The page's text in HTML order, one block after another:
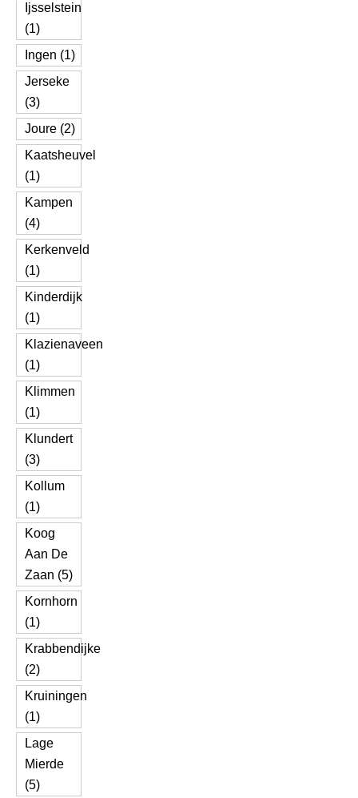
Ijsselstein
(1)
Ingen (1)
Jerseke
(3)
Joure (2)
Kaatsheuvel
(1)
Kampen
(4)
Kerkenveld
(1)
Kinderdijk
(1)
Klazienaveen
(1)
Klimmen
(1)
Klundert
(3)
Kollum
(1)
Koog
Aan De
Zaan (5)
Kornhorn
(1)
Krabbendijke
(2)
Kruiningen
(1)
Lage
Mierde
(5)